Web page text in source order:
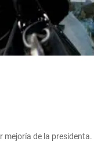
de la presidenta.